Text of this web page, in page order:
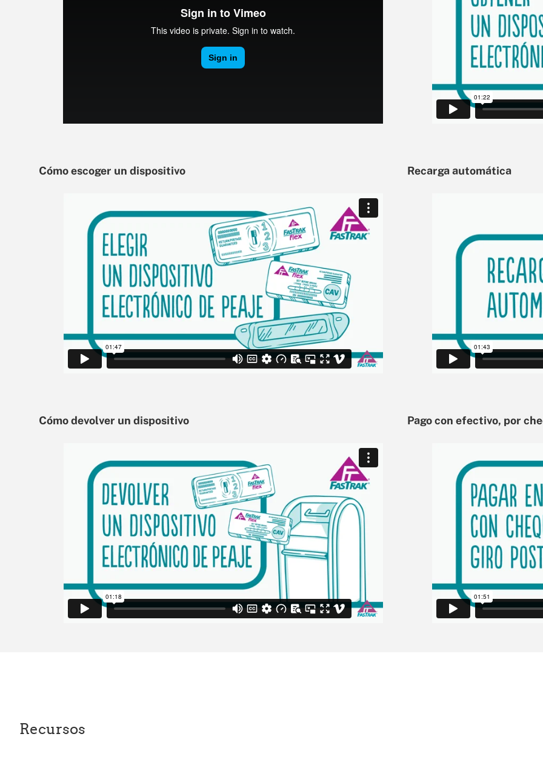
Cómo escoger un dispositivo
Cómo devolver un dispositivo
Recarga automática
Pago con efectivo, por
Recursos